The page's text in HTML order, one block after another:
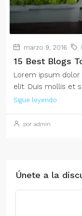
marzo 9, 2016
15 Best Blogs
Lorem ipsum
elit. Duis mollis et
Sigue leyendo
por admin
Únete a la